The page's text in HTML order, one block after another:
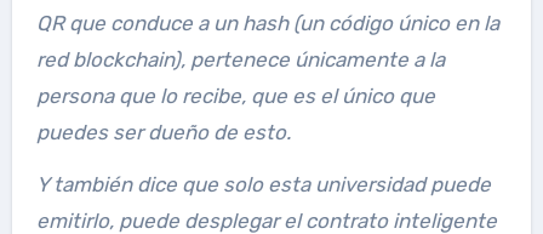
QR que conduce a un hash (un código único en la
red blockchain), pertenece únicamente a la
persona que lo recibe, que es el único que
puedes ser dueño de esto.
Y también dice que solo esta universidad puede
emitirlo, puede desplegar el contrato inteligente